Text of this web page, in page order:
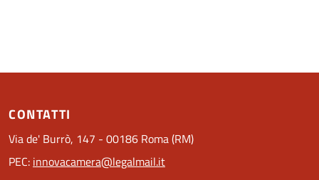
CONTATTI
Via de' Burrò, 147 - 00186 Roma (RM)
PEC: innovacamera@legalmail.it